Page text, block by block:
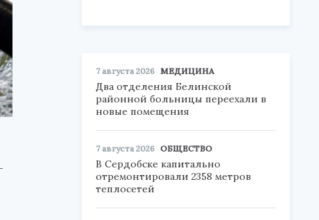
7 августа 2026 МЕДИЦИНА
Два отделения Белинской
районной больницы переехали в
новые помещения
7 августа 2026 ОБЩЕСТВО
В Сердобске капитально
отремонтировали 2358 метров
теплосетей